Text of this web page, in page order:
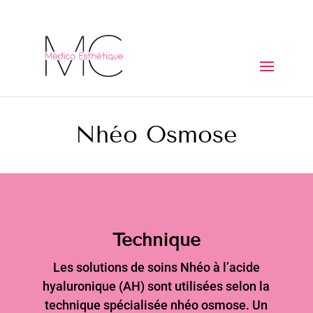
Nhéo Osmose
Technique
Les solutions de soins Nhéo à l’acide
hyaluronique (AH) sont utilisées selon la
technique spécialisée nhéo osmose. Un